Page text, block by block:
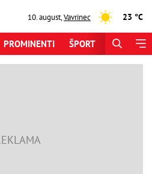
10. august,Vavrinec 23 °C
PROMINENTI ŠPORT